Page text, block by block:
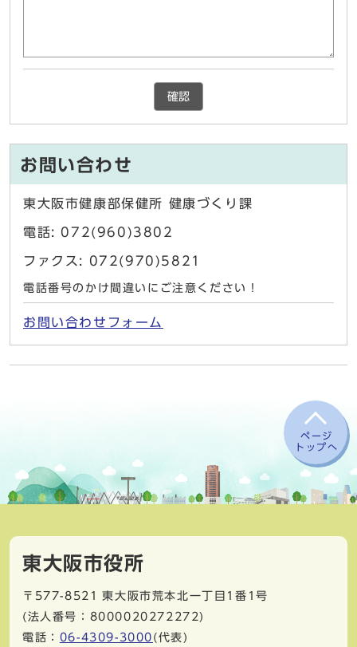
確認
お問い合わせ
東大阪市健康部保健所 健康づくり課
電話: 072(960)3802
ファクス: 072(970)5821
電話番号のかけ間違いにご注意ください！
お問い合わせフォーム
ページ
トップへ
東大阪市役所
〒577-8521
東大阪市荒本北一丁目1番1号
(法人番号：8000020272272)
電話： 06-4309-3000 (代表)